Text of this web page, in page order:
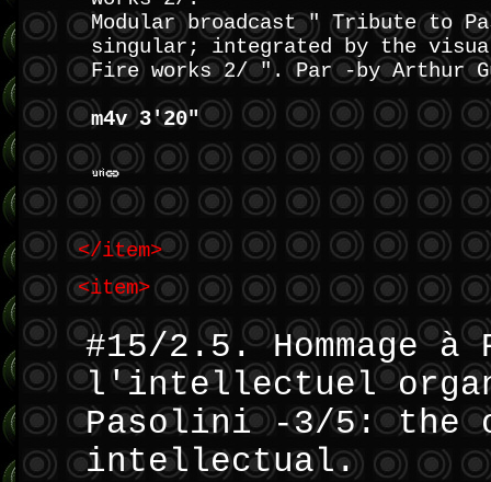
Modular broadcast " Tribute to
singular; integrated by the
Fire works 2/ ". Par -by Arthur
m4v 3'20"
</item>
<item>
#15/2.5. Hommage
l'intellectuel
Pasolini -3/5: the
intellectual.